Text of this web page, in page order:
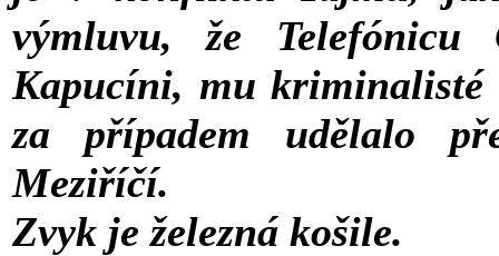
výmluvu, že
Kapucíni, mu kriminalisté
za případem udělalo
Meziříčí.
Zvyk je železná košile.